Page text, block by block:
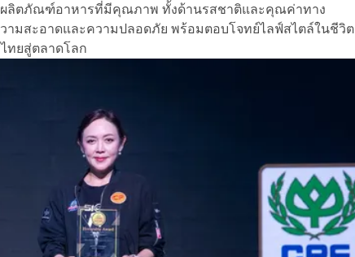
ผลิตภัณฑ์อาหารที่มีคุณภาพ ทั้งด้านรสชาติและคุณค่าทาง
ามสะอาดและความปลอดภัย พร้อมตอบโจทย์ไลฟ์สไตล์ในชีวิต
ทยสู่ตลาดโลก